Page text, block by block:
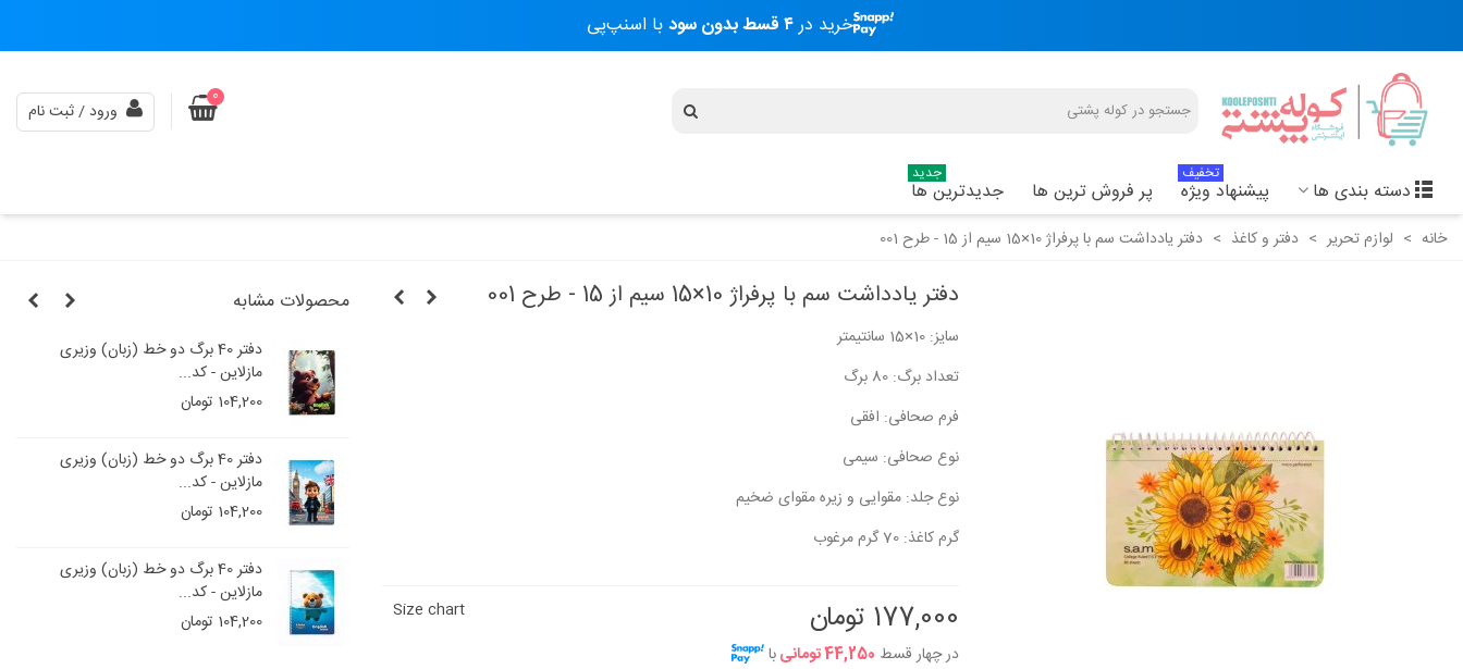
خرید در۴ قسط بدون سود با اسنپ‌پی
0
ورود / ثبت نام
دسته بندی ها پیشنهاد ویژه
تخفیف
پر فروش ترین ها جدیدترین ها
جدید
خانه > لوازم تحریر > دفتر و کاغذ > دفتر یادداشت سم با پرفراژ 10×15 سیم از 15 - طرح 001
دفتر یادداشت سم با پرفراژ 10×15 سیم از 15 - طرح 001
سایز: 10×15 سانتیمتر
تعداد برگ: 80 برگ
فرم صحافی: افقی
نوع صحافی: سیمی
نوع جلد: مقوایی و زیره مقوای ضخیم
گرم کاغذ: 70 گرم مرغوب
177,000 تومان
در چهار قسط 44,250 تومانی با
Size chart
محصولات مشابه
دفتر 40 برگ دو خط (زبان) وزیری
مازلاین - کد...
دفتر 40 برگ دو خط (زبان) وزیری
104,200 تومان
104,200 تومان
دفتر 40 برگ دو خط (زبان) وزیری
مازلاین - کد...
104,200 تومان
دفتر 40 برگ دو خط (زبان) وزیری
مازلاین - کد...
104,200 تومان
دفتر 40 برگ دو خط (زبان) وزیری
مازلاین - کد...
104,200 تومان